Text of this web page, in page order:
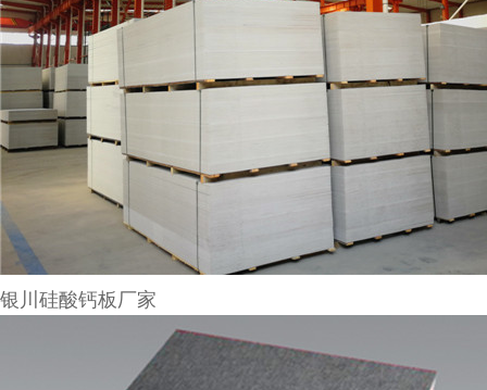
银川硅酸钙板厂家